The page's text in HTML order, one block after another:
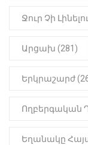
Ջուր Չի
Արցախ (281)
Երկրաշարժ
Ողբերգական
Եղանակը